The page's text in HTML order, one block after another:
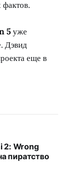
5уже
Дэвид
еще в
2: Wrong
пиратство